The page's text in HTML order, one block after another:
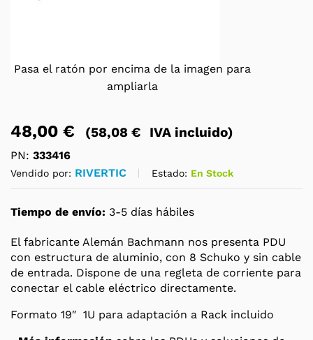
Pasa el ratón por encima de la imagen para
ampliarla
48,00 € (58,08 € IVA incluido)
PN: 333416
Vendido por: RIVERTIC Estado: En Stock
Tiempo de envío: 3-5 días hábiles
El fabricante Alemán Bachmann nos presenta PDU
con estructura de aluminio, con 8 Schuko y sin cable
de entrada. Dispone de una regleta de corriente para
conectar el cable eléctrico directamente.
Formato 19″ 1U para adaptación a Rack incluido